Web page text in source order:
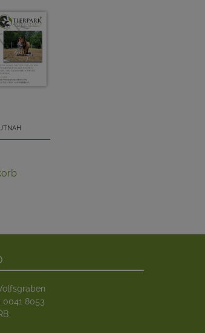
0041 8053